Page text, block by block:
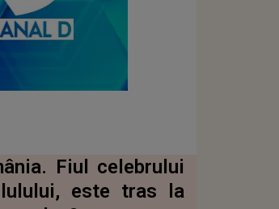
Fiul celebrului
este tras la